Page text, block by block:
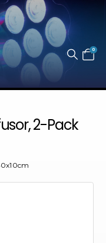
0
2-Pack